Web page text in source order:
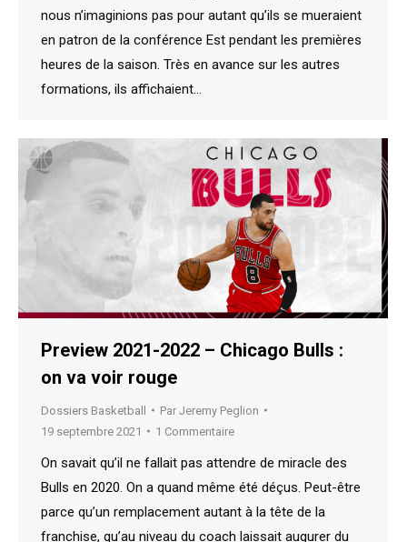
nous n’imaginions pas pour autant qu’ils se mueraient
en patron de la conférence Est pendant les premières
heures de la saison. Très en avance sur les autres
formations, ils affichaient…
Preview 2021-2022 – Chicago Bulls :
on va voir rouge
Dossiers Basketball Par Jeremy Peglion
19 septembre 2021
1 Commentaire
On savait qu’il ne fallait pas attendre de miracle des
Bulls en 2020. On a quand même été déçus. Peut-être
parce qu’un remplacement autant à la tête de la
franchise, qu’au niveau du coach laissait augurer du